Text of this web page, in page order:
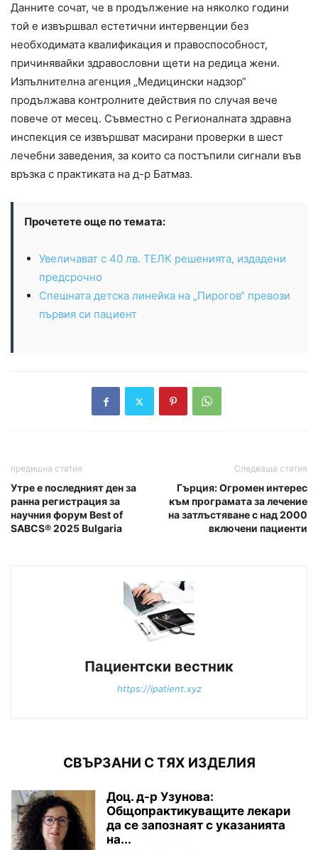
Данните сочат, че в продължение на няколко години
той е извършвал естетични интервенции без
необходимата квалификация и правоспособност,
причинявайки здравословни щети на редица жени.
Изпълнителна агенция „Медицински надзор“
продължава контролните действия по случая вече
повече от месец. Съвместно с Регионалната здравна
инспекция се извършват масирани проверки в шест
лечебни заведения, за които са постъпили сигнали във
връзка с практиката на д-р Батмаз.
Прочетете още по темата:
Увеличават с 40 лв. ТЕЛК решенията, издадени
предсрочно
Спешната детска линейка на „Пирогов“ превози
първия си пациент
предишна статия
Утре е последният ден за
ранна регистрация за
научния форум Best of
SABCS® 2025 Bulgaria
Следваща статия
Гърция: Огромен интерес
към програмата за лечение
на затлъстяване с над 2000
включени пациенти
Пациентски вестник
https://ipatient.xyz
СВЪРЗАНИ С ТЯХ ИЗДЕЛИЯ
Доц. д-р Узунова:
Общопрактикуващите лекари
да се запознаят с указанията
на...